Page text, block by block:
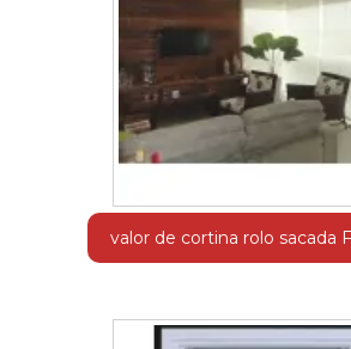
valor de cortina rolo sacada